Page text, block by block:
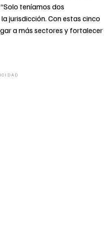
teníamos dos
jurisdicción. Con estas cinco
a más sectores y fortalecer